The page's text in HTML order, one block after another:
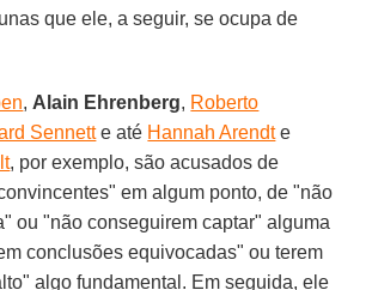
que ele, a seguir, se ocupa de
, Alain Ehrenberg, Roberto
Sennette até Hannah Arendte
, por exemplo, são acusados de
em algum ponto, de "não
ou "não conseguirem captar" alguma
conclusões equivocadas" ou terem
algo fundamental. Em seguida, ele